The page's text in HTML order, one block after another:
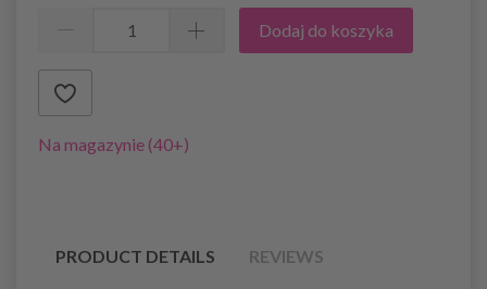
Dodaj do koszyka
Na magazynie (40+)
PRODUCT DETAILS REVIEWS